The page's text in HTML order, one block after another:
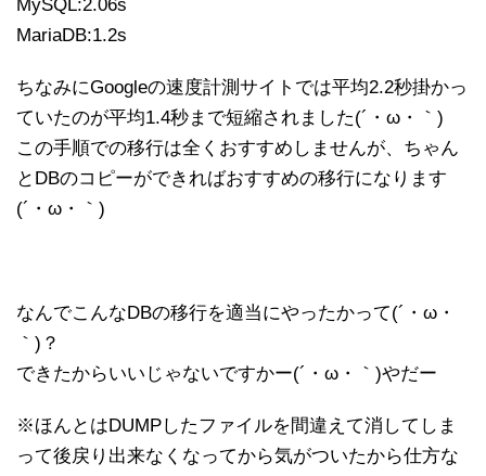
MySQL:2.06s
MariaDB:1.2s
ちなみにGoogleの速度計測サイトでは平均2.2秒掛かっ
ていたのが平均1.4秒まで短縮されました(´・ω・｀)
この手順での移行は全くおすすめしませんが、ちゃん
とDBのコピーができればおすすめの移行になります
(´・ω・｀)
なんでこんなDBの移行を適当にやったかって(´・ω・
｀)？
できたからいいじゃないですかー(´・ω・｀)やだー
※ほんとはDUMPしたファイルを間違えて消してしま
って後戻り出来なくなってから気がついたから仕方な